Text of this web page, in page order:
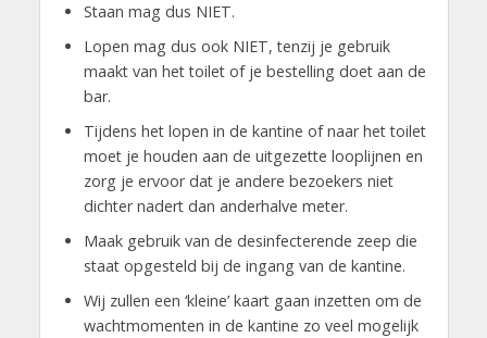
Staan mag dus NIET.
Lopen mag dus ook NIET, tenzij je gebruik
maakt van het toilet of je bestelling doet aan de
bar.
Tijdens het lopen in de kantine of naar het toilet
moet je houden aan de uitgezette looplijnen en
zorg je ervoor dat je andere bezoekers niet
dichter nadert dan anderhalve meter.
Maak gebruik van de desinfecterende zeep die
staat opgesteld bij de ingang van de kantine.
Wij zullen een ‘kleine’ kaart gaan inzetten om de
wachtmomenten in de kantine zo veel mogelijk